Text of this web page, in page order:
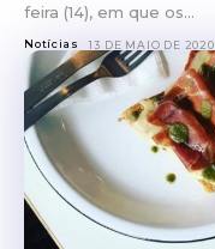
feira (14), em que os...
Notícias 13 DE MAIO DE 2020